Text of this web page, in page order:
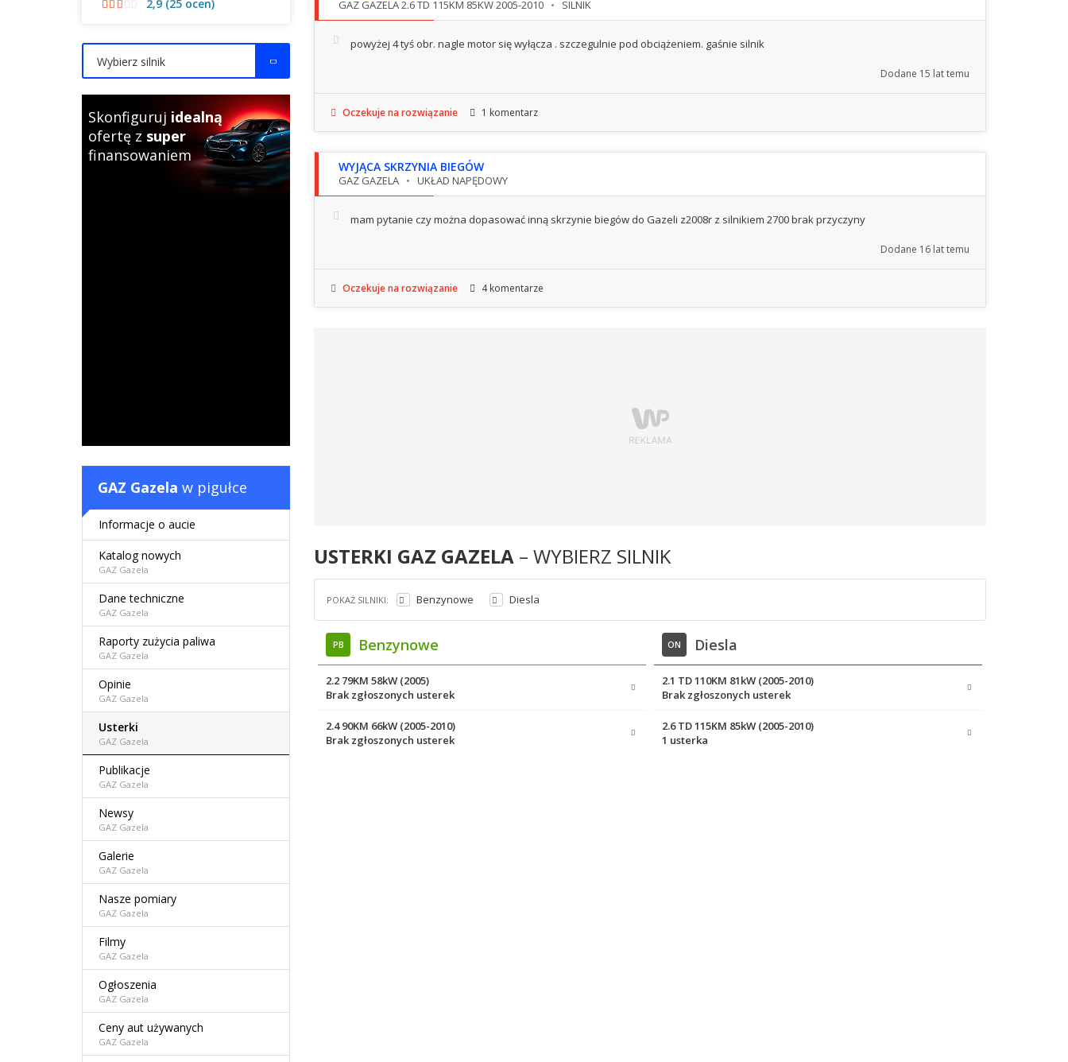
GAZ GAZELA 2.6 TD 115KM 85KW 2005-2010 SILNIK
powyżej 4 tyś obr. nagle motor się wyłącza . szczegulnie pod obciążeniem. gaśnie silnik
Dodane 15 lat temu
Oczekuje na rozwiązanie 1 komentarz
WYJĄCA SKRZYNIA BIEGÓW
GAZ GAZELA UKŁAD NAPĘDOWY
mam pytanie czy można dopasować inną skrzynie biegów do Gazeli z2008r z silnikiem 2700 brak przyczyny
Dodane 16 lat temu
Oczekuje na rozwiązanie 4 komentarze
USTERKI GAZ GAZELA – WYBIERZ SILNIK
POKAŻ SILNIKI: Benzynowe Diesla
PB Benzynowe
2.2 79KM 58kW (2005)
Brak zgłoszonych usterek
2.4 90KM 66kW (2005-2010)
Brak zgłoszonych usterek
ON Diesla
2.1 TD 110KM 81kW (2005-2010)
Brak zgłoszonych usterek
2.6 TD 115KM 85kW (2005-2010)
1 usterka
2,9 (25 ocen)
Wybierz silnik
Skonfiguruj idealną
ofertę z super
finansowaniem
GAZ Gazela w pigułce
Informacje o aucie
Katalog nowych
GAZ Gazela
Dane techniczne
GAZ Gazela
Raporty zużycia paliwa
GAZ Gazela
Opinie
GAZ Gazela
Usterki
GAZ Gazela
Publikacje
GAZ Gazela
Newsy
GAZ Gazela
Galerie
GAZ Gazela
Nasze pomiary
GAZ Gazela
Filmy
GAZ Gazela
Ogłoszenia
GAZ Gazela
Ceny aut używanych
GAZ Gazela